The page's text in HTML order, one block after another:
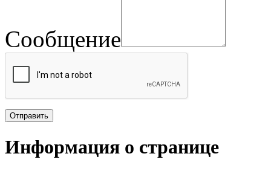
Сообщение
Информация о странице